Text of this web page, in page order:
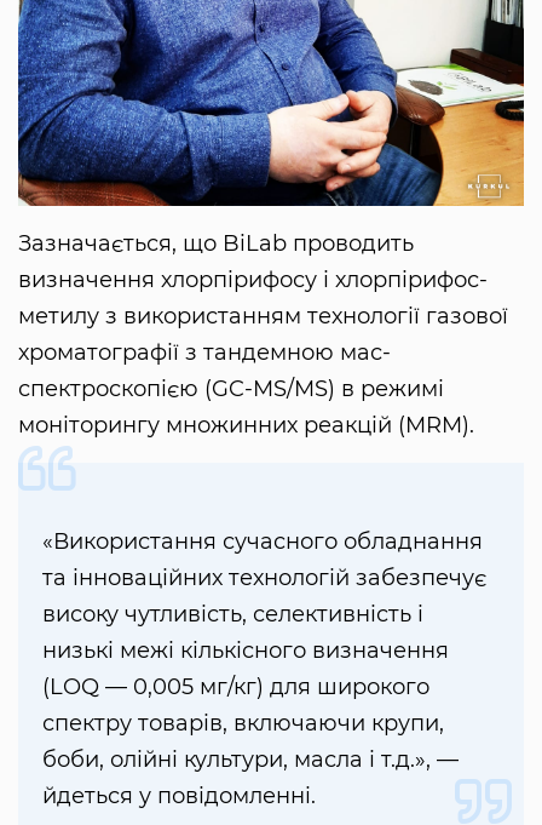
Зазначається, що BiLab проводить
визначення хлорпірифосу і хлорпірифос-
метилу з використанням технології газової
хроматографії з тандемною мас-
спектроскопією (GC-MS/MS) в режимі
моніторингу множинних реакцій (MRM).
«Використання сучасного обладнання
та інноваційних технологій забезпечує
високу чутливість, селективність і
низькі межі кількісного визначення
(LOQ — 0,005 мг/кг) для широкого
спектру товарів, включаючи крупи,
боби, олійні культури, масла і т.д.», —
йдеться у повідомленні.